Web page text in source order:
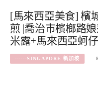
[馬來西亞美食] 檳
煎 |喬治市檳榔路
米露+馬來西亞蚵
------SINGAPORE 新加坡